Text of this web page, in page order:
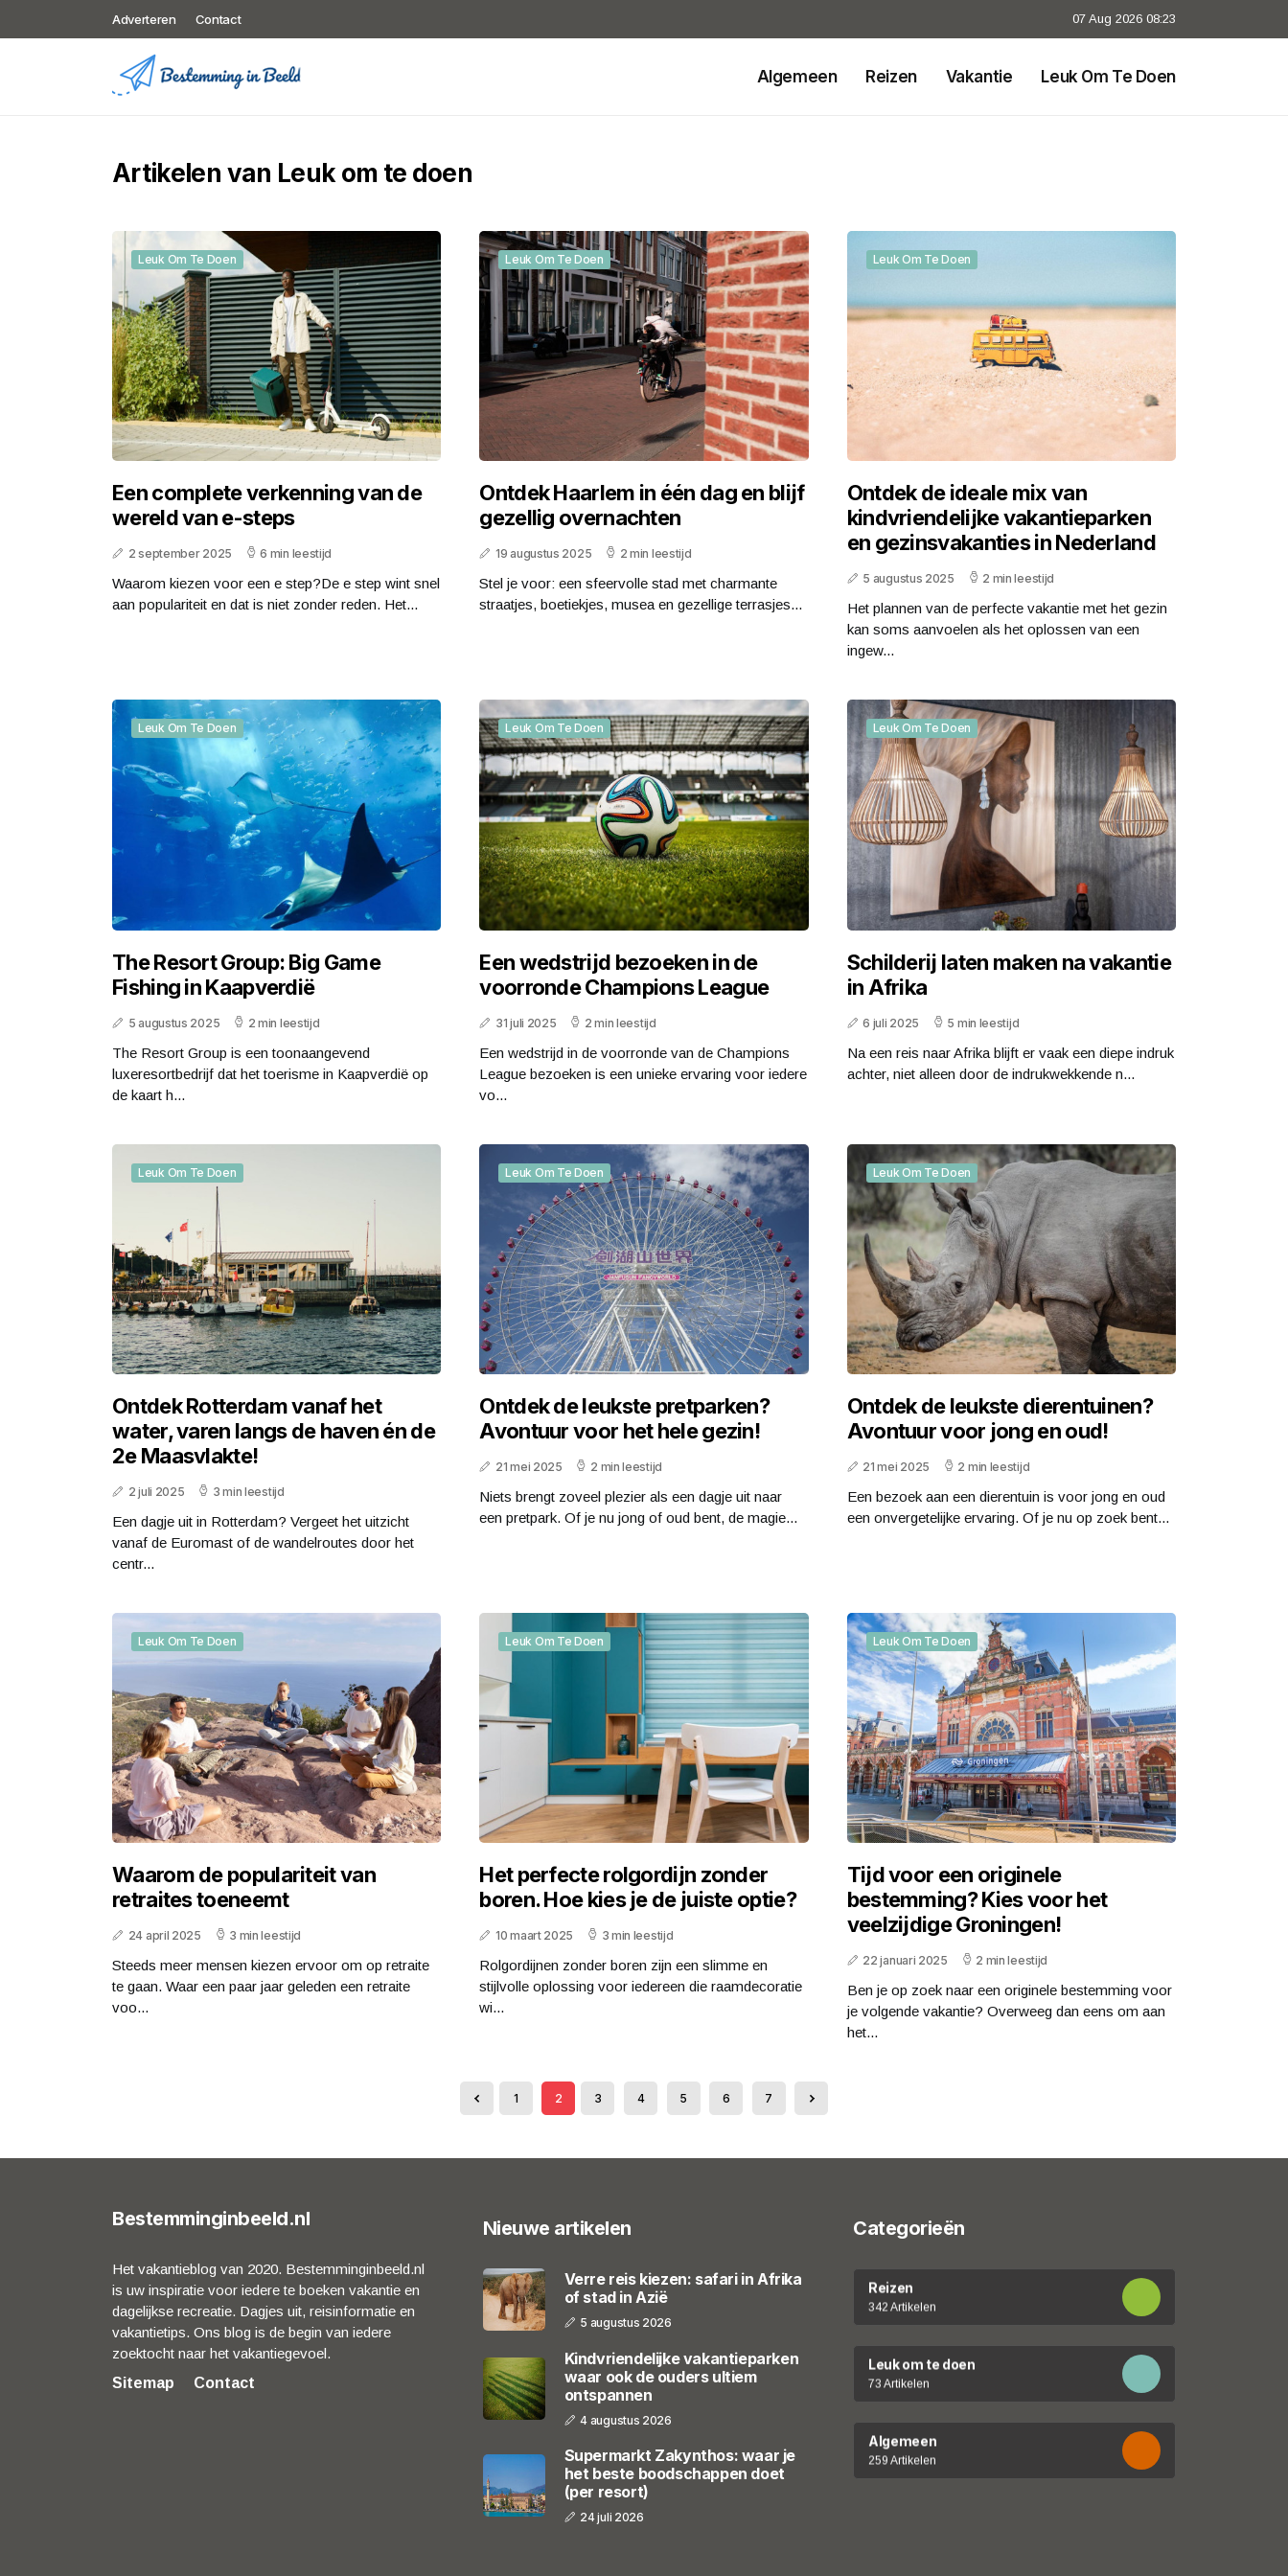
Adverteren Contact 07 Aug 2026 08:23
Algemeen Reizen Vakantie Leuk Om Te Doen
Artikelen van Leuk om te doen
Leuk Om Te Doen
Een complete verkenning van de
wereld van e-steps
2 september 2025 6 min leestijd
Waarom kiezen voor een e step?De e step wint snel
aan populariteit en dat is niet zonder reden. Het...
Leuk Om Te Doen
Ontdek Haarlem in één dag en blijf
gezellig overnachten
19 augustus 2025 2 min leestijd
Stel je voor: een sfeervolle stad met charmante
straatjes, boetiekjes, musea en gezellige terrasjes...
Leuk Om Te Doen
Ontdek de ideale mix van
kindvriendelijke vakantieparken
en gezinsvakanties in Nederland
5 augustus 2025 2 min leestijd
Het plannen van de perfecte vakantie met het gezin
kan soms aanvoelen als het oplossen van een
ingew...
Leuk Om Te Doen
The Resort Group: Big Game
Fishing in Kaapverdië
5 augustus 2025 2 min leestijd
The Resort Group is een toonaangevend
luxeresortbedrijf dat het toerisme in Kaapverdië op
de kaart h...
Leuk Om Te Doen
Een wedstrijd bezoeken in de
voorronde Champions League
31 juli 2025 2 min leestijd
Een wedstrijd in de voorronde van de Champions
League bezoeken is een unieke ervaring voor iedere
vo...
Leuk Om Te Doen
Schilderij laten maken na vakantie
in Afrika
6 juli 2025 5 min leestijd
Na een reis naar Afrika blijft er vaak een diepe indruk
achter, niet alleen door de indrukwekkende n...
Leuk Om Te Doen
Ontdek Rotterdam vanaf het
water, varen langs de haven én de
2e Maasvlakte!
2 juli 2025 3 min leestijd
Een dagje uit in Rotterdam? Vergeet het uitzicht
vanaf de Euromast of de wandelroutes door het
centr...
Leuk Om Te Doen
Ontdek de leukste pretparken?
Avontuur voor het hele gezin!
21 mei 2025 2 min leestijd
Niets brengt zoveel plezier als een dagje uit naar
een pretpark. Of je nu jong of oud bent, de magie...
Leuk Om Te Doen
Ontdek de leukste dierentuinen?
Avontuur voor jong en oud!
21 mei 2025 2 min leestijd
Een bezoek aan een dierentuin is voor jong en oud
een onvergetelijke ervaring. Of je nu op zoek bent...
Leuk Om Te Doen
Waarom de populariteit van
retraites toeneemt
24 april 2025 3 min leestijd
Steeds meer mensen kiezen ervoor om op retraite
te gaan. Waar een paar jaar geleden een retraite
voo...
Leuk Om Te Doen
Het perfecte rolgordijn zonder
boren. Hoe kies je de juiste optie?
10 maart 2025 3 min leestijd
Rolgordijnen zonder boren zijn een slimme en
stijlvolle oplossing voor iedereen die raamdecoratie
wi...
Leuk Om Te Doen
Tijd voor een originele
bestemming? Kies voor het
veelzijdige Groningen!
22 januari 2025 2 min leestijd
Ben je op zoek naar een originele bestemming voor
je volgende vakantie? Overweeg dan eens om aan
het...
1 2 3 4 5 6 7
Bestemminginbeeld.nl
Het vakantieblog van 2020. Bestemminginbeeld.nl
is uw inspiratie voor iedere te boeken vakantie en
dagelijkse recreatie. Dagjes uit, reisinformatie en
vakantietips. Ons blog is de begin van iedere
zoektocht naar het vakantiegevoel.
Sitemap
Contact
Nieuwe artikelen
Verre reis kiezen: safari in Afrika
of stad in Azië
5 augustus 2026
Kindvriendelijke vakantieparken
waar ook de ouders ultiem
ontspannen
4 augustus 2026
Supermarkt Zakynthos: waar je
het beste boodschappen doet
(per resort)
24 juli 2026
Categorieën
Reizen
342 Artikelen
Leuk om te doen
73 Artikelen
Algemeen
259 Artikelen